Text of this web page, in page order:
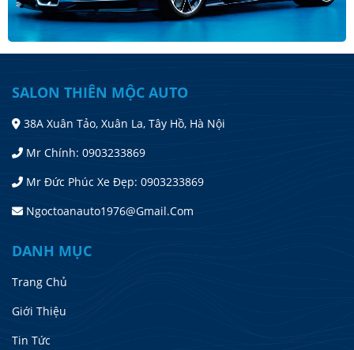
SALON THIÊN MỘC AUTO
38A Xuân Tảo, Xuân La, Tây Hồ, Hà Nội
Mr Chính: 0903233869
Mr Đức Phúc Xe Đẹp: 0903233869
Ngoctoanauto1976@gmail.com
DANH MỤC
Trang Chủ
Giới Thiệu
Tin Tức